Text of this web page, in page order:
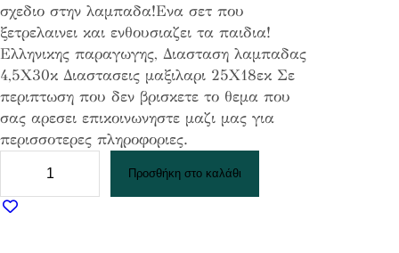
σχεδιο στην λαμπαδα!Ενα σετ που
ξετρελαινει και ενθουσιαζει τα παιδια!
Ελληνικης παραγωγης, Διασταση λαμπαδας
4,5Χ30κ Διαστασεις μαξιλαρι 25Χ18εκ Σε
περιπτωση που δεν βρισκετε το θεμα που
σας αρεσει επικοινωνηστε μαζι μας για
περισσοτερες πληροφοριες.
μ
Προσθήκη στο καλάθι